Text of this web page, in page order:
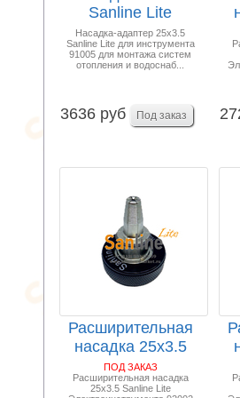
Sanline Lite
Расширительная
для ...
Насадка-адаптер 25x3.5
Sanline Lite для инструмента
91005 для монтажа систем
отопления и водоснаб...
3636 руб
Расширительная
насадка 25x3.5
Sanline Lite Элек...
ПОД ЗАКАЗ
Расширительная насадка
25x3.5 Sanline Lite